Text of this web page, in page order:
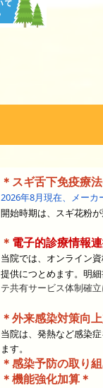
＊スギ舌下免疫療
2026年8月現在、メーカ
開始時期は、スギ花粉
＊ 電子的診療情報
当院では、オンライン
提供につとめます。明
テ共有サービス体制確立
＊外来感染対策向
当院は、発熱など感染
ます。
＊感染予防の取り
＊機能強化加算＊